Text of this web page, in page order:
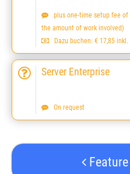
plus one-time setup fee of
the amount of work involved)
Dazu buchen: € 17,85
Server Enterprise
On request